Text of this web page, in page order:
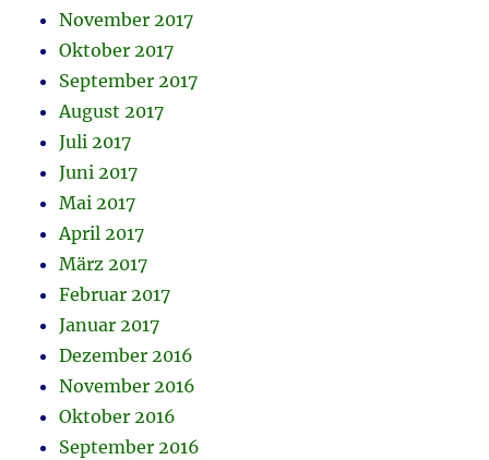
November 2017
Oktober 2017
September 2017
August 2017
Juli 2017
Juni 2017
Mai 2017
April 2017
März 2017
Februar 2017
Januar 2017
Dezember 2016
November 2016
Oktober 2016
September 2016